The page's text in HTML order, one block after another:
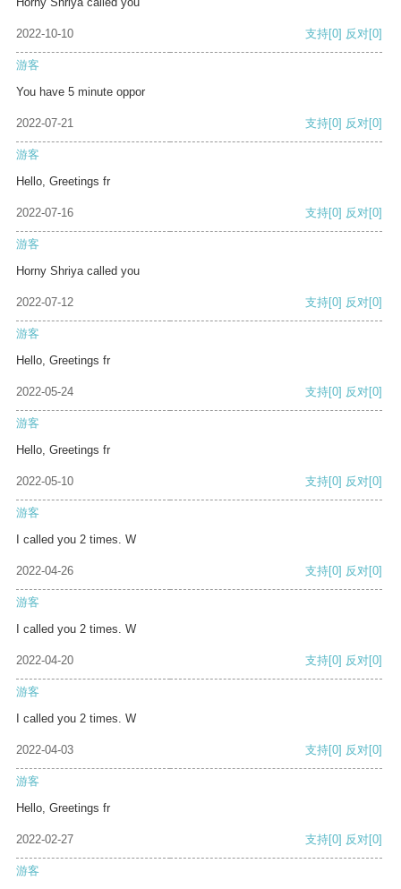
2022-10-10 支持[0] 反对[0]
游客
You have 5 minute oppor
2022-07-21 支持[0] 反对[0]
游客
Hello, Greetings fr
2022-07-16 支持[0] 反对[0]
游客
Horny Shriya called you
2022-07-12 支持[0] 反对[0]
游客
Hello, Greetings fr
2022-05-24 支持[0] 反对[0]
游客
Hello, Greetings fr
2022-05-10 支持[0] 反对[0]
游客
I called you 2 times. W
2022-04-26 支持[0] 反对[0]
游客
I called you 2 times. W
2022-04-20 支持[0] 反对[0]
游客
I called you 2 times. W
2022-04-03 支持[0] 反对[0]
游客
Hello, Greetings fr
2022-02-27 支持[0] 反对[0]
游客